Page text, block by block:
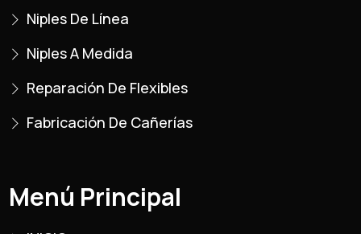
Niples De Línea
Niples A Medida
Reparación De Flexibles
Fabricación De Cañerías
Menú Principal